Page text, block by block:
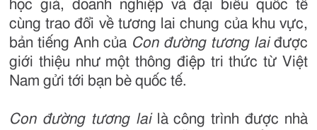
học giả, doanh nghiệp và đại biểu quốc tế
cùng trao đổi về tương lai chung của khu vực,
bản tiếng Anh của Con đường tương laiđược
giới thiệu như một thông điệp tri thức từ Việt
Nam gửi tới bạn bè quốc tế.
Con đường tương lailà công trình được nhà